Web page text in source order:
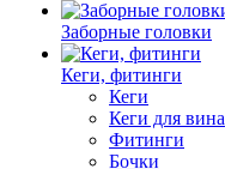
Заборные головки
Кеги, фитинги
Кеги
Кеги для вина
Фитинги
Бочки